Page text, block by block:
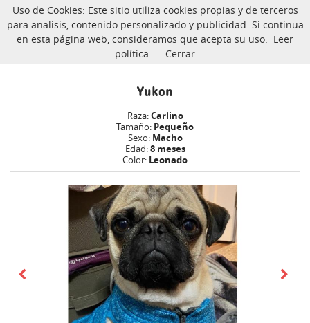
CarlinoSOS
Yukon carlino En adopción
Yukon
Raza:Carlino
Tamaño: Pequeño
Sexo: Macho
Edad:8 meses
Color: Leonado
Uso de Cookies: Este sitio utiliza cookies propias y de terceros
para analisis, contenido personalizado y publicidad. Si continua
en esta página web, consideramos que acepta su uso. Leer
política
Cerrar